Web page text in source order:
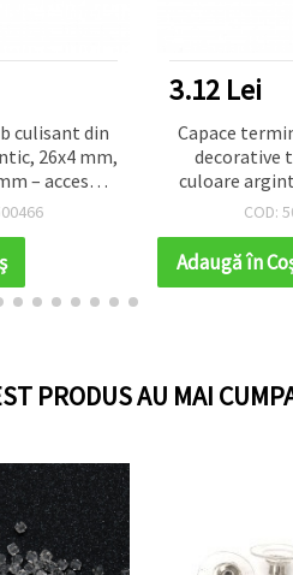
culisant din
26x4 mm,
– accesorii
DIY, 20 buc
3.12 Lei
Capace
decorative
culoare
orificiu 2
coliere,
COD:
Adaugă în
PRODUS AU MAI